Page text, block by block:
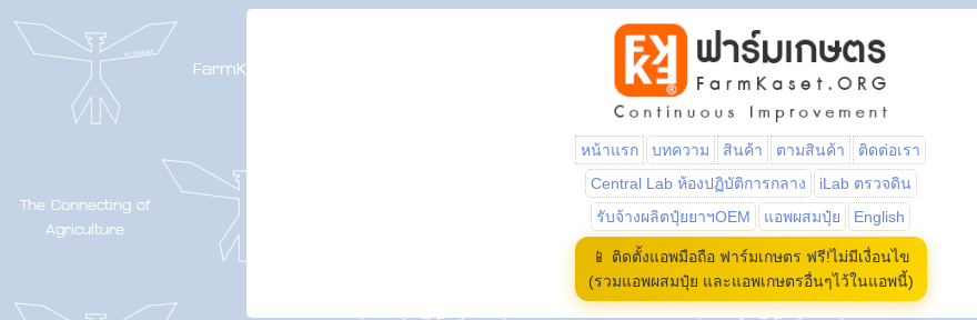
หน้าแรก บทความ สินค้า ตามสินค้า
ติดต่อเรา
Central Lab ห้องปฏิบัติการกลาง
iLab ตรวจดิน
รับจ้างผลิตปุ๋ยยาฯOEM
แอพผสมปุ๋ย English
📱 ติดตั้งแอพมือถือ ฟาร์มเกษตร ฟรี!ไม่มีเงื่อนไข
(รวมแอพผสมปุ๋ย และแอพเกษตรอื่นๆไว้ในแอพนี้)